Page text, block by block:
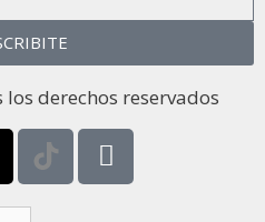
derechos reservados